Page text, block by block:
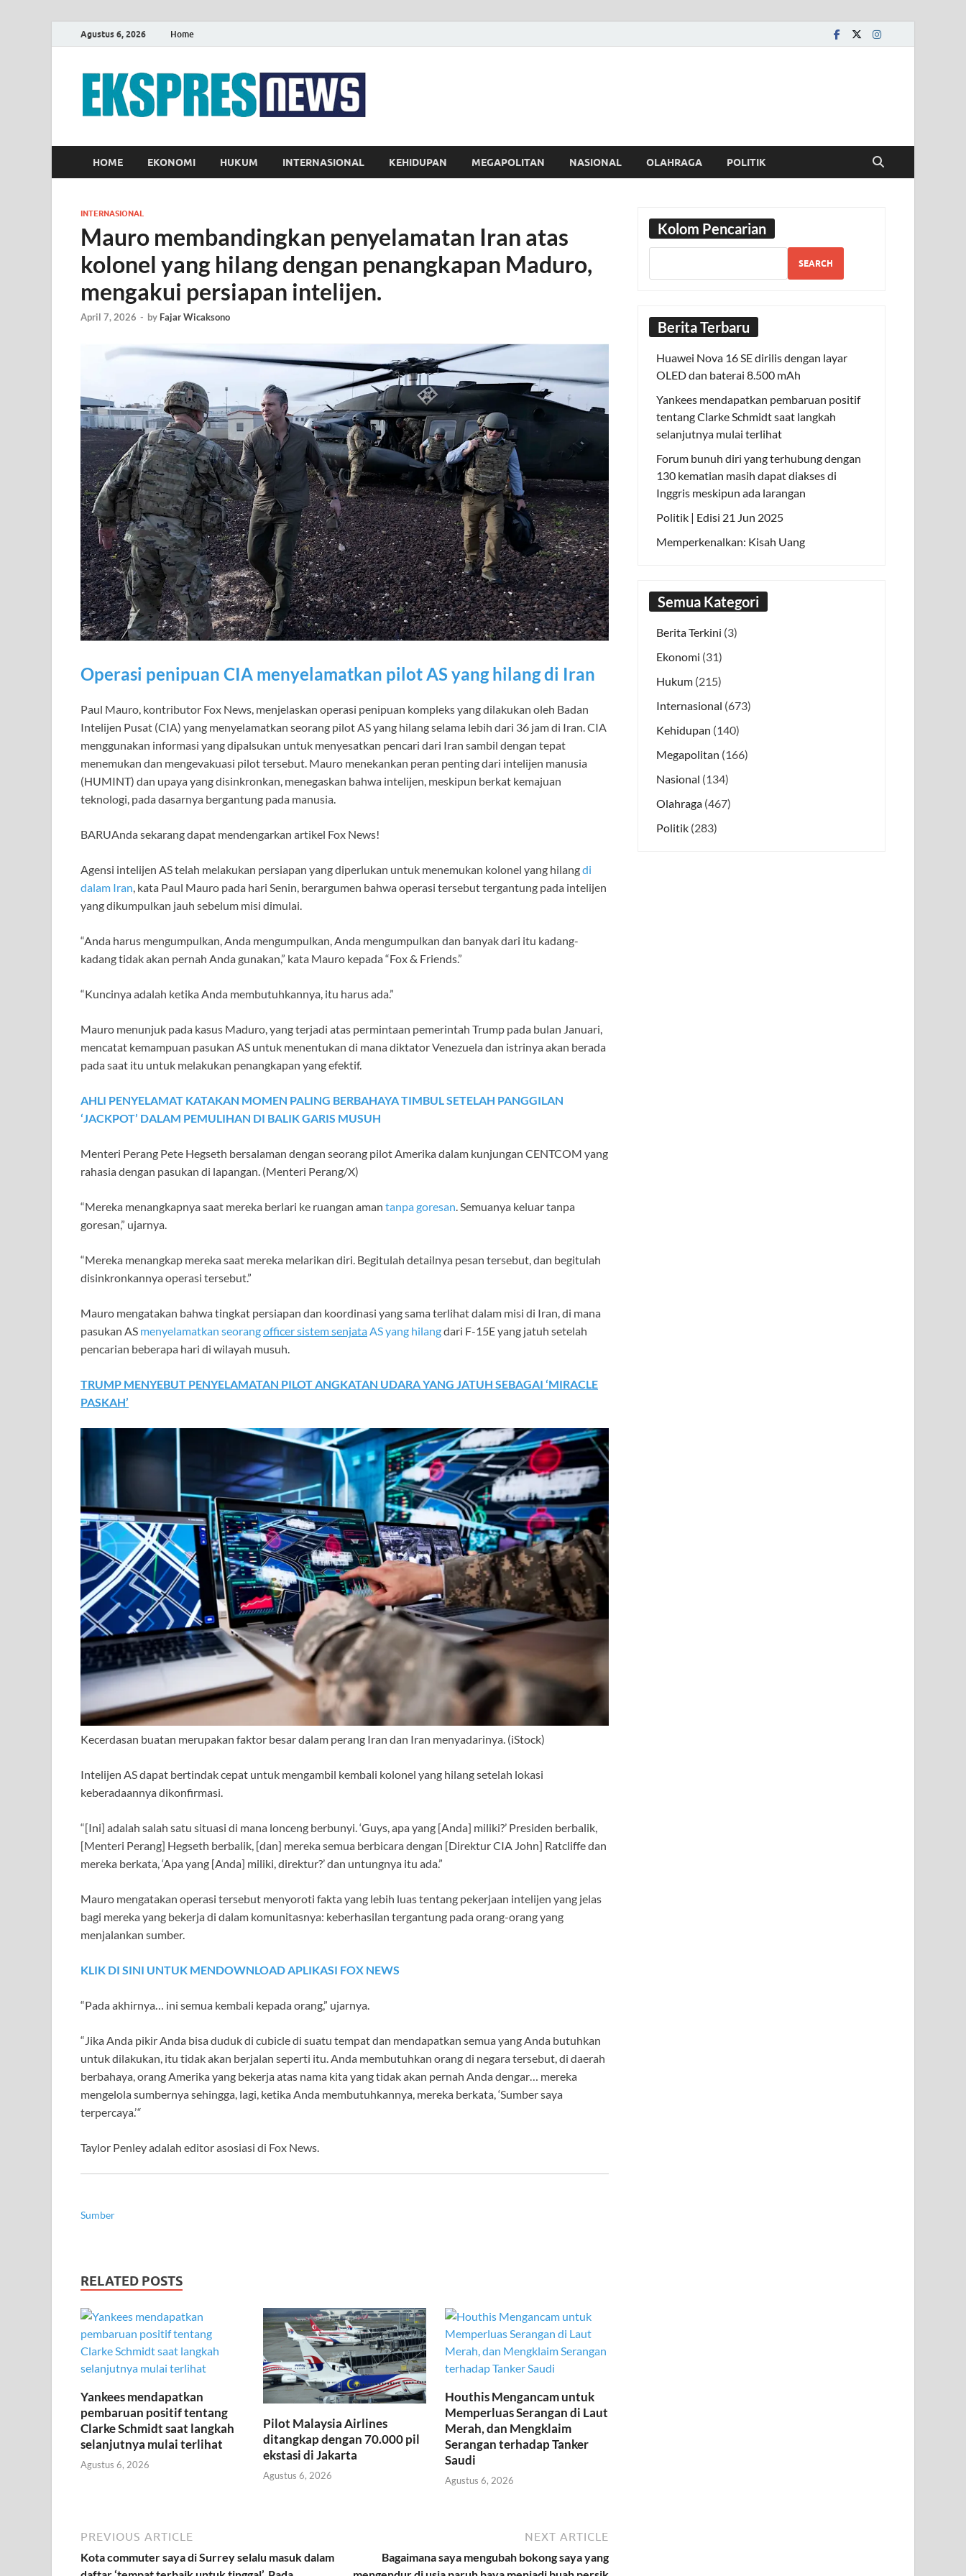
Agustus 6, 2026 Home
HOME EKONOMI HUKUM INTERNASIONAL KEHIDUPAN MEGAPOLITAN NASIONAL OLAHRAGA POLITIK
INTERNASIONAL
Mauro membandingkan penyelamatan Iran atas
kolonel yang hilang dengan penangkapan Maduro,
mengakui persiapan intelijen.
April 7, 2026 - by Fajar Wicaksono
Operasi penipuan CIA menyelamatkan pilot AS yang hilang di Iran
Paul Mauro, kontributor Fox News, menjelaskan operasi penipuan kompleks yang dilakukan oleh Badan
Intelijen Pusat (CIA) yang menyelamatkan seorang pilot AS yang hilang selama lebih dari 36 jam di Iran. CIA
menggunakan informasi yang dipalsukan untuk menyesatkan pencari dari Iran sambil dengan tepat
menemukan dan mengevakuasi pilot tersebut. Mauro menekankan peran penting dari intelijen manusia
(HUMINT) dan upaya yang disinkronkan, menegaskan bahwa intelijen, meskipun berkat kemajuan
teknologi, pada dasarnya bergantung pada manusia.
BARUAnda sekarang dapat mendengarkan artikel Fox News!
Agensi intelijen AS telah melakukan persiapan yang diperlukan untuk menemukan kolonel yang hilangdi
dalam Iran, kata Paul Mauro pada hari Senin, berargumen bahwa operasi tersebut tergantung pada intelijen
yang dikumpulkan jauh sebelum misi dimulai.
“Anda harus mengumpulkan, Anda mengumpulkan, Anda mengumpulkan dan banyak dari itu kadang-
kadang tidak akan pernah Anda gunakan,” kata Mauro kepada “Fox & Friends.”
“Kuncinya adalah ketika Anda membutuhkannya, itu harus ada.”
Mauro menunjuk pada kasus Maduro, yang terjadi atas permintaan pemerintah Trump pada bulan Januari,
mencatat kemampuan pasukan AS untuk menentukan di mana diktator Venezuela dan istrinya akan berada
pada saat itu untuk melakukan penangkapan yang efektif.
AHLI PENYELAMAT KATAKAN MOMEN PALING BERBAHAYA TIMBUL SETELAH PANGGILAN
‘JACKPOT’ DALAM PEMULIHAN DI BALIK GARIS MUSUH
Menteri Perang Pete Hegseth bersalaman dengan seorang pilot Amerika dalam kunjungan CENTCOM yang
rahasia dengan pasukan di lapangan. (Menteri Perang/X)
“Mereka menangkapnya saat mereka berlari ke ruangan aman tanpa goresan. Semuanya keluar tanpa
goresan,” ujarnya.
“Mereka menangkap mereka saat mereka melarikan diri. Begitulah detailnya pesan tersebut, dan begitulah
disinkronkannya operasi tersebut.”
Mauro mengatakan bahwa tingkat persiapan dan koordinasi yang sama terlihat dalam misi di Iran, di mana
pasukan AS menyelamatkan seorangofficer sistem senjataAS yang hilangdari F-15E yang jatuh setelah
pencarian beberapa hari di wilayah musuh.
TRUMP MENYEBUT PENYELAMATAN PILOT ANGKATAN UDARA YANG JATUH SEBAGAI ‘MIRACLE
PASKAH’
Kecerdasan buatan merupakan faktor besar dalam perang Iran dan Iran menyadarinya. (iStock)
Intelijen AS dapat bertindak cepat untuk mengambil kembali kolonel yang hilang setelah lokasi
keberadaannya dikonfirmasi.
“[Ini] adalah salah satu situasi di mana lonceng berbunyi. ‘Guys, apa yang [Anda] miliki?’ Presiden berbalik,
[Menteri Perang] Hegseth berbalik, [dan] mereka semua berbicara dengan [Direktur CIA John] Ratcliffe dan
mereka berkata, ‘Apa yang [Anda] miliki, direktur?’ dan untungnya itu ada.”
Mauro mengatakan operasi tersebut menyoroti fakta yang lebih luas tentang pekerjaan intelijen yang jelas
bagi mereka yang bekerja di dalam komunitasnya: keberhasilan tergantung pada orang-orang yang
menjalankan sumber.
KLIK DI SINI UNTUK MENDOWNLOAD APLIKASI FOX NEWS
“Pada akhirnya… ini semua kembali kepada orang,” ujarnya.
“Jika Anda pikir Anda bisa duduk di cubicle di suatu tempat dan mendapatkan semua yang Anda butuhkan
untuk dilakukan, itu tidak akan berjalan seperti itu. Anda membutuhkan orang di negara tersebut, di daerah
berbahaya, orang Amerika yang bekerja atas nama kita yang tidak akan pernah Anda dengar… mereka
mengelola sumbernya sehingga, lagi, ketika Anda membutuhkannya, mereka berkata, ‘Sumber saya
terpercaya.’“
Taylor Penley adalah editor asosiasi di Fox News.
Sumber
RELATED POSTS
Yankees mendapatkan
pembaruan positif tentang
Clarke Schmidt saat langkah
selanjutnya mulai terlihat
Agustus 6, 2026
Pilot Malaysia Airlines
ditangkap dengan 70.000 pil
ekstasi di Jakarta
Agustus 6, 2026
Houthis Mengancam untuk
Memperluas Serangan di Laut
Merah, dan Mengklaim
Serangan terhadap Tanker
Saudi
Agustus 6, 2026
PREVIOUS ARTICLE
Kota commuter saya di Surrey selalu masuk dalam
NEXT ARTICLE
Bagaimana saya mengubah bokong saya yang
Kolom Pencarian
SEARCH
Berita Terbaru
Huawei Nova 16 SE dirilis dengan layar
OLED dan baterai 8.500 mAh
Yankees mendapatkan pembaruan positif
tentang Clarke Schmidt saat langkah
selanjutnya mulai terlihat
Forum bunuh diri yang terhubung dengan
130 kematian masih dapat diakses di
Inggris meskipun ada larangan
Politik | Edisi 21 Jun 2025
Memperkenalkan: Kisah Uang
Semua Kategori
Berita Terkini (3)
Ekonomi (31)
Hukum (215)
Internasional (673)
Kehidupan (140)
Megapolitan (166)
Nasional (134)
Olahraga (467)
Politik (283)